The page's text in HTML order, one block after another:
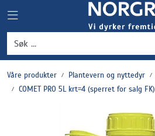
Toggle navigation
Våre produkter Plantevern og nyttedyr
COMET PRO 5L krt=4 (sperret for salg FK)
Grønnsaker
Settepotet og setteløk